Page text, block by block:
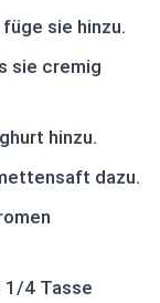
sie hinzu.
sie cremig
hinzu.
dazu.
1/4 Tasse